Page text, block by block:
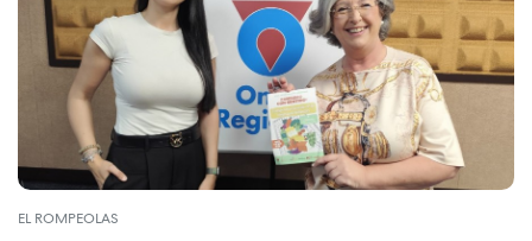
EL ROMPEOLAS